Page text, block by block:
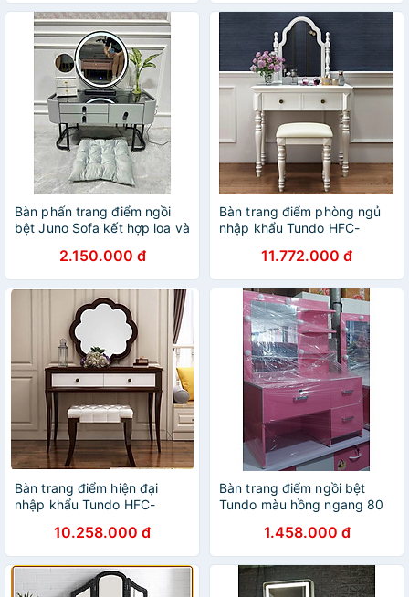
Bàn phấn trang điểm ngồi
bệt Juno Sofa kết hợp loa và
hiện đại2.150.000 đ
Bàn trang điểm phòng ngủ
nhập khẩu Tundo HFC-
11.772.000 đ
Bàn trang điểm hiện đại
nhập khẩu Tundo HFC-
10.258.000 đ
Bàn trang điểm ngồi bệt
Tundo màu hồng ngang 80
1.458.000 đ